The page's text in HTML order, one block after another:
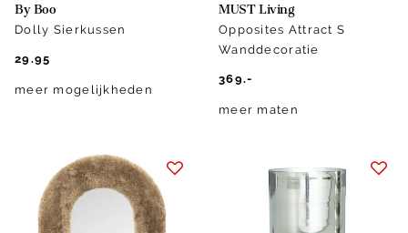
By Boo
Dolly Sierkussen
29.95
meer mogelijkheden
MUST Living
Opposites Attract S
Wanddecoratie
369.-
meer maten